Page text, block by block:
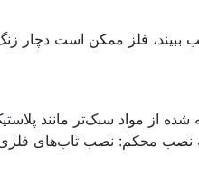
فلز ممکن است دچار
از مواد سبک‌تر مانند
نصب محکم: نصب تاب‌های فلزی